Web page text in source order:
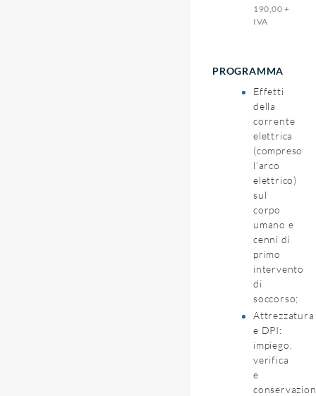
190,00 +
IVA
PROGRAMMA
Effetti
della
corrente
elettrica
(compreso
l’arco
elettrico)
sul
corpo
umano e
cenni di
primo
intervento
di
soccorso;
Attrezzatura
e DPI:
impiego,
verifica
e